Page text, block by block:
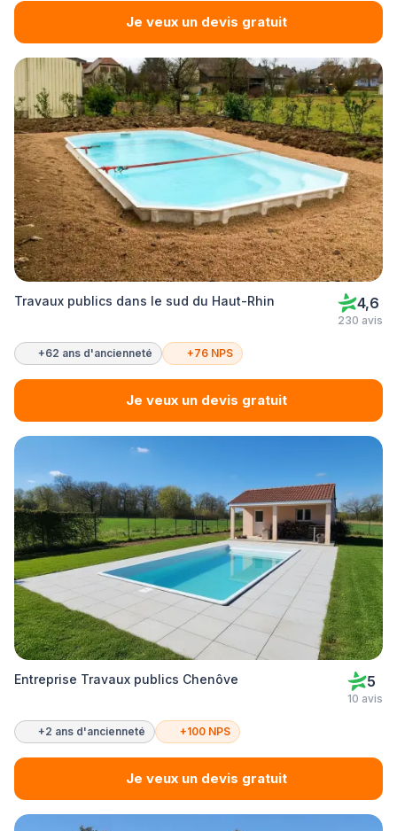
Je veux un devis gratuit
Travaux publics dans le sud du Haut-Rhin 4,6
230 avis
+62 ans d'ancienneté +76 NPS
Je veux un devis gratuit
Entreprise Travaux publics Chenôve 5
10 avis
+2 ans d'ancienneté +100 NPS
Je veux un devis gratuit